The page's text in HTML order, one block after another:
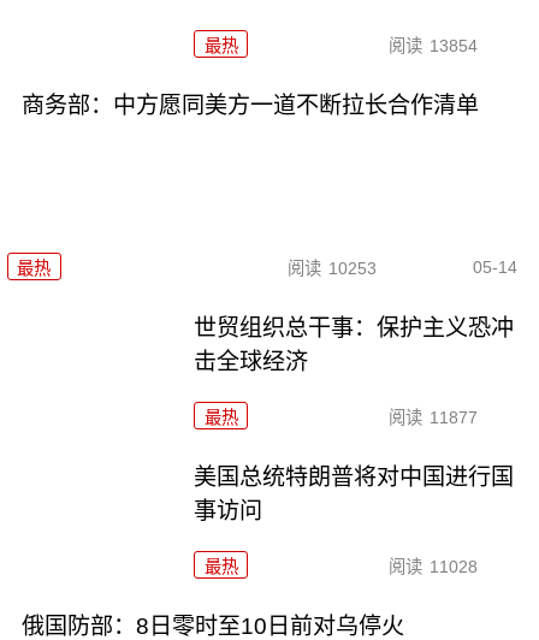
最热 阅读 13854
商务部：中方愿同美方一道不断拉长合作清单
最热 阅读 10253 05-14
世贸组织总干事：保护主义恐冲
击全球经济
最热 阅读 11877
美国总统特朗普将对中国进行国
事访问
最热 阅读 11028
俄国防部：8日零时至10日前对乌停火